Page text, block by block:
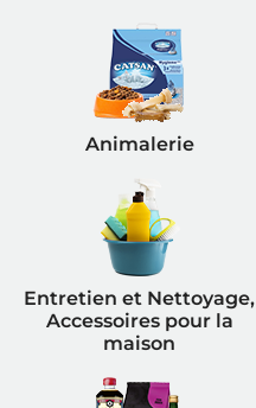
Animalerie
Entretien et Nettoyage,
Accessoires pour la
maison